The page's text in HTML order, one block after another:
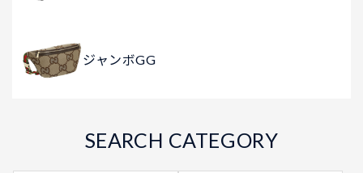
ジャンボGG